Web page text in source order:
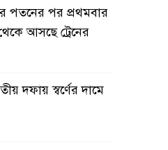
পতনের পর প্রথমবার
আসছে ট্রেনের
দফায় স্বর্ণের দামে